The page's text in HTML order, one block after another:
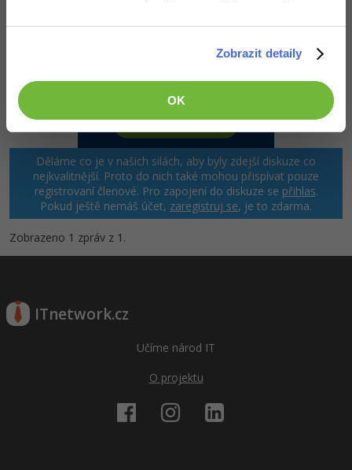
Zobrazit detaily
OK
Děláme co je v našich silách, aby byly zdejší diskuze co
nejkvalitnější. Proto do nich také mohou přispívat pouze
registrovaní členové. Pro zapojení do diskuze se přihlas.
Pokud ještě nemáš účet, zaregistruj se, je to zdarma.
Zobrazeno 1 zpráv z 1.
ITnetwork.cz
Učíme národ IT
O projektu